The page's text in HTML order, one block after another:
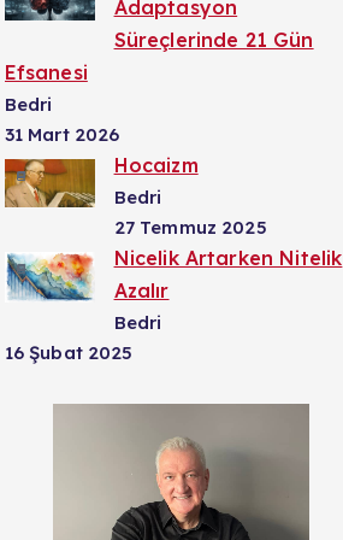
Adaptasyon
Süreçlerinde 21 Gün
Efsanesi
Bedri
31 Mart 2026
Hocaizm
Bedri
27 Temmuz 2025
Nicelik Artarken Nitelik
Azalır
Bedri
16 Şubat 2025